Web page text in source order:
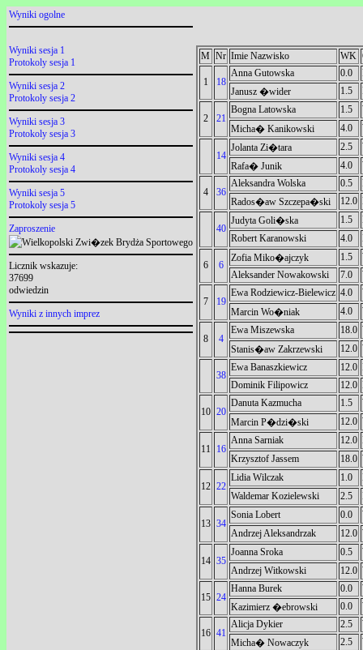
Wyniki ogolne
Wyniki sesja 1
Protokoly sesja 1
Wyniki sesja 2
Protokoly sesja 2
Wyniki sesja 3
Protokoly sesja 3
Wyniki sesja 4
Protokoly sesja 4
Wyniki sesja 5
Protokoly sesja 5
Zaproszenie
Licznik wskazuje:
37699
odwiedzin
Wyniki z innych imprez
M Nr Imie Nazwisko WK
1 18
Anna Gutowska 0.0
Janusz �wider
1.5
2 21
Bogna Latowska 1.5
Micha� Kanikowski
4.0
14
Jolanta Zi�tara 2.5
Rafa� Junik
4.0
4 36
Aleksandra Wolska 0.5
Rados�aw Szczepa�ski
12.0
40
Judyta Goli�ska 1.5
Robert Karanowski
4.0
6 6
Zofia Miko�ajczyk 1.5
Aleksander Nowakowski
7.0
7 19
Ewa Rodziewicz-Bielewicz 4.0
Marcin Wo�niak
4.0
8 4
Ewa Miszewska 18.0
Stanis�aw Zakrzewski
12.0
38
Ewa Banaszkiewicz 12.0
Dominik Filipowicz
12.0
10 20
Danuta Kazmucha 1.5
Marcin P�dzi�ski
12.0
11 16
Anna Sarniak 12.0
Krzysztof Jassem
18.0
12 22
Lidia Wilczak 1.0
Waldemar Kozielewski
2.5
13 34
Sonia Lobert 0.0
Andrzej Aleksandrzak
12.0
14 35
Joanna Sroka 0.5
Andrzej Witkowski
12.0
15 24
Hanna Burek 0.0
Kazimierz �ebrowski
0.0
16 41
Alicja Dykier 2.5
Micha� Nowaczyk
2.5